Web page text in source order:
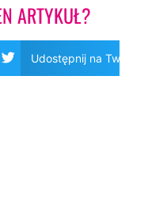
ARTYKUŁ?
Udostępnij na Twitter